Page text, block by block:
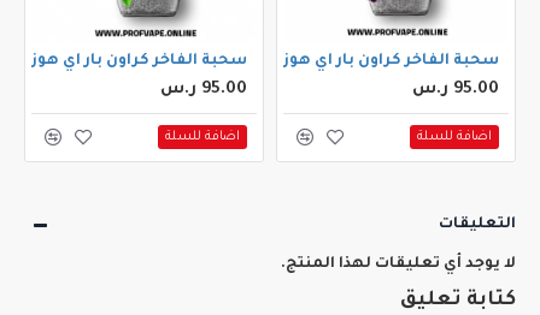
سحبة) علكة نعناع
سحبة الفاخر كراون بار اي هوز اكس الجاهزة (60000 سحبة) عنب
95.00 ر.س
اضافة للسلة
سحبة الفاخر كراون بار اي هوز اكس الجاهزة
95.00 ر.س
اضافة للسلة
التعليقات
لا يوجد أي تعليقات لهذا المنتج.
كتابة تعليق